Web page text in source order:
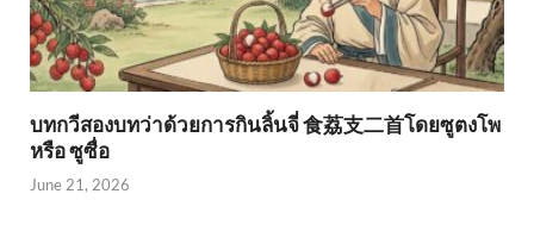
บทกวีสองบทว่าด้วยการกินลิ้นจี่ 食荔支二首โดยซูตงโพ
หรือ ซูซื่อ
June 21, 2026